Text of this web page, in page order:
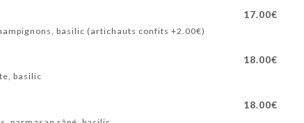
17.00€
basilic (artichauts confits +2.00€)
18.00€
basilic
18.00€